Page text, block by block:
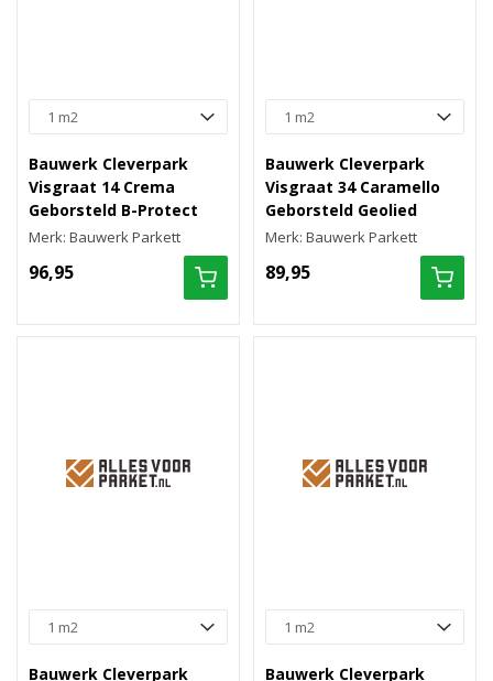
Bauwerk Cleverpark
Visgraat 14 Crema
Geborsteld B-Protect
Merk: Bauwerk Parkett
96,95
Bauwerk Cleverpark
Visgraat 34 Caramello
Geborsteld Geolied
Merk: Bauwerk Parkett
89,95
Bauwerk Cleverpark
Bauwerk Cleverpark